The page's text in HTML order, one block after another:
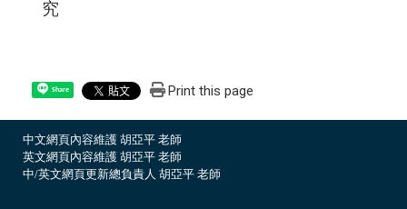
究
Share Print this page
中文網頁內容維護 胡亞平 老師
英文網頁內容維護 胡亞平 老師
中/英文網頁更新總負責人 胡亞平 老師